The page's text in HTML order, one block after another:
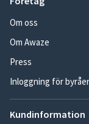
Om oss
Om Awaze
Press
Inloggning för byråer
Kundinformation